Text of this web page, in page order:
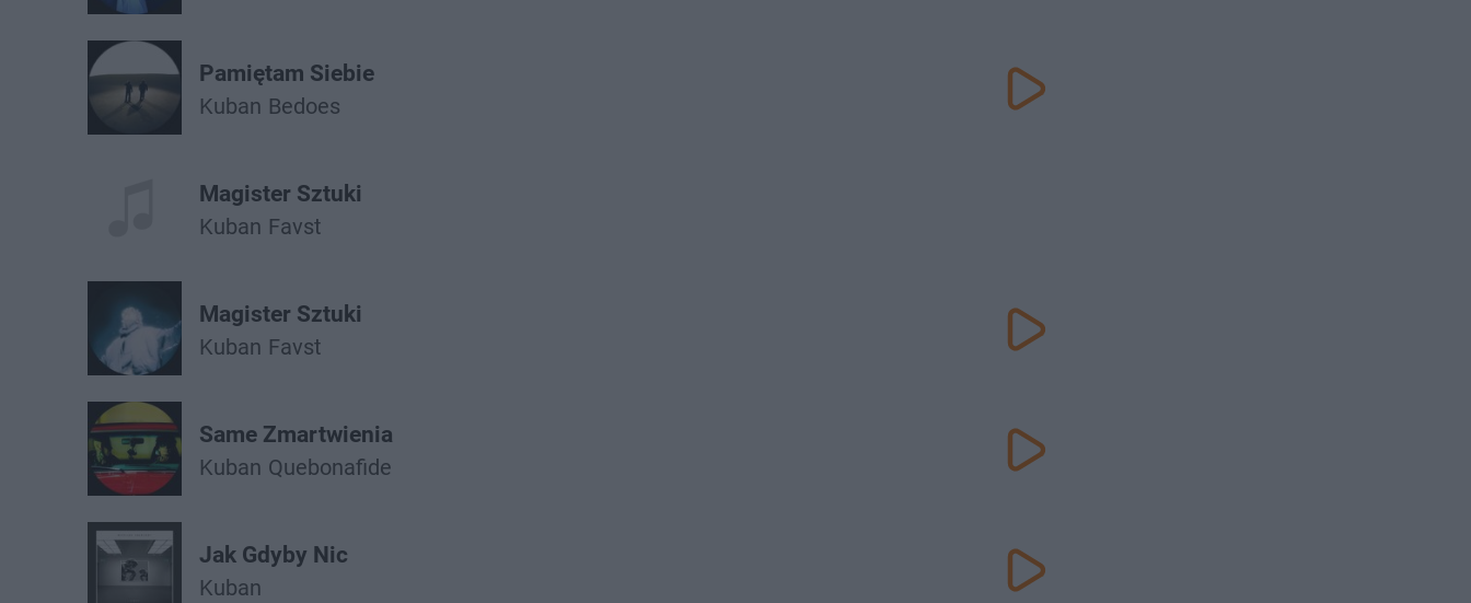
Pamiętam Siebie
Kuban Bedoes
Magister Sztuki
Kuban Favst
Magister Sztuki
Kuban Favst
Same Zmartwienia
Kuban Quebonafide
Jak Gdyby Nic
Kuban